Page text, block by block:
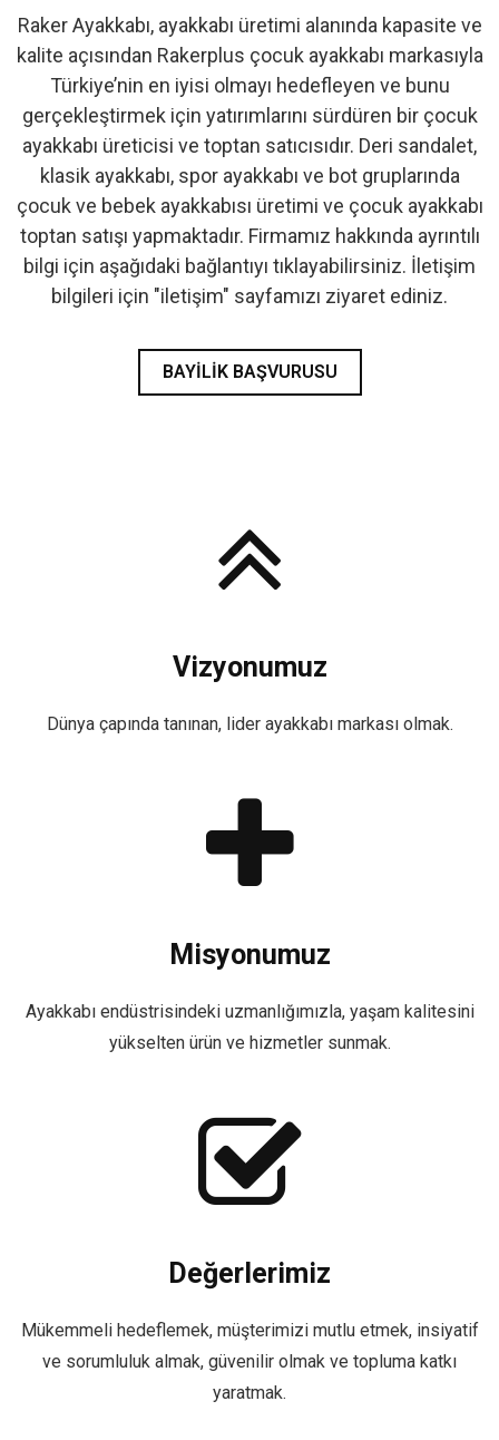
- İlk Adım & Bebek Ayakkabı
- Babetler
Raker Ayakkabı, ayakkabı üretimi alanında kapasite ve
kalite açısından Rakerplus çocuk ayakkabı markasıyla
Türkiye’nin en iyisi olmayı hedefleyen ve bunu
gerçekleştirmek için yatırımlarını sürdüren bir çocuk
ayakkabı üreticisi ve toptan satıcısıdır. Deri sandalet,
klasik ayakkabı, spor ayakkabı ve bot gruplarında
çocuk ve bebek ayakkabısı üretimi ve çocuk ayakkabı
toptan satışı yapmaktadır. Firmamız hakkında ayrıntılı
bilgi için aşağıdaki bağlantıyı tıklayabilirsiniz. İletişim
bilgileri için "iletişim" sayfamızı ziyaret ediniz.
BAYILIK BAŞVURUSU
Vizyonumuz
Dünya çapında tanınan, lider ayakkabı markası olmak.
Misyonumuz
Ayakkabı endüstrisindeki uzmanlığımızla, yaşam kalitesini
yükselten ürün ve hizmetler sunmak.
Değerlerimiz
Mükemmeli hedeflemek, müşterimizi mutlu etmek, insiyatif
ve sorumluluk almak, güvenilir olmak ve topluma katkı
yaratmak.